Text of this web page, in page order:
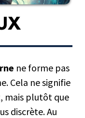
ne forme pas
Cela ne signifie
mais plutôt que
discrète. Au